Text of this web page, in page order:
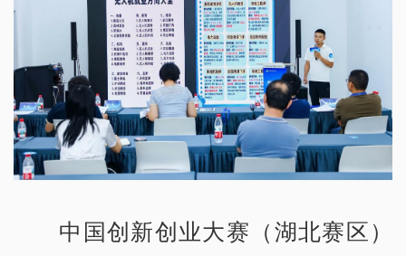
中国创新创业大赛（湖北赛区）